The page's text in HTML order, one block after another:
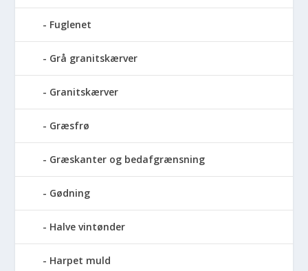
Fuglenet
Grå granitskærver
Granitskærver
Græsfrø
Græskanter og bedafgrænsning
Gødning
Halve vintønder
Harpet muld